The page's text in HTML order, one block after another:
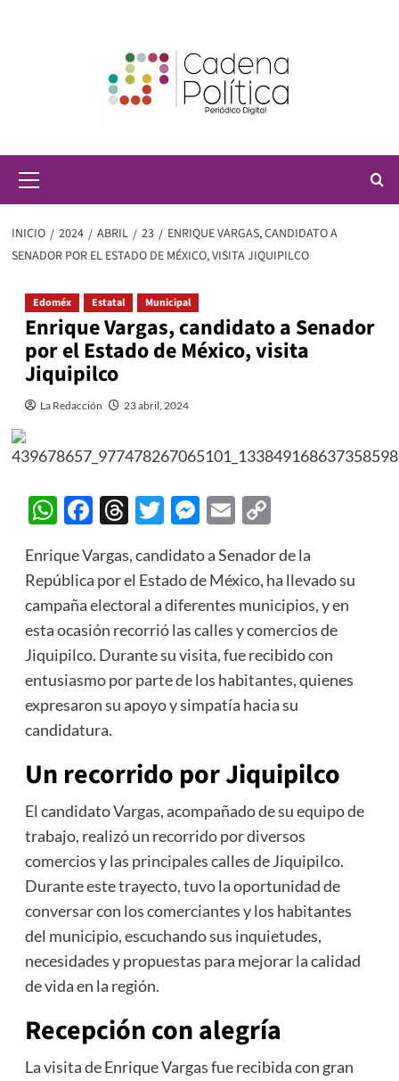
principal
INICIO 2024 ABRIL 23
ENRIQUE VARGAS, CANDIDATO A
SENADOR POR EL ESTADO DE MÉXICO, VISITA JIQUIPILCO
Edoméx Estatal Municipal
Enrique Vargas, candidato a Senador
por el Estado de México, visita
Jiquipilco
La Redacción 23 abril, 2024
WhatsApp
Facebook
Threads
Twitter
Messenger
EmailCopy
Enrique Vargas, candidato a Senador de la
República por el Estado de México, ha llevado su
campaña electoral a diferentes municipios, y en
esta ocasión recorrió las calles y comercios de
Jiquipilco. Durante su visita, fue recibido con
entusiasmo por parte de los habitantes, quienes
expresaron su apoyo y simpatía hacia su
candidatura.
Un recorrido por Jiquipilco
El candidato Vargas, acompañado de su equipo de
trabajo, realizó un recorrido por diversos
comercios y las principales calles de Jiquipilco.
Durante este trayecto, tuvo la oportunidad de
conversar con los comerciantes y los habitantes
del municipio, escuchando sus inquietudes,
necesidades y propuestas para mejorar la calidad
de vida en la región.
Recepción con alegría
La visita de Enrique Vargas fue recibida con gran